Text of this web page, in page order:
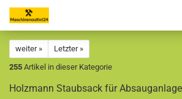
weiter »
Letzter »
255 Artikel in dieser Kategorie
Holzmann Staubsack für